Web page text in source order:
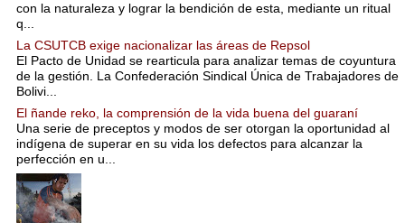
con la naturaleza y lograr la bendición de esta, mediante un ritual
q...
La CSUTCB exige nacionalizar las áreas de Repsol
El Pacto de Unidad se rearticula para analizar temas de coyuntura
de la gestión. La Confederación Sindical Única de Trabajadores de
Bolivi...
El ñande reko, la comprensión de la vida buena del guaraní
Una serie de preceptos y modos de ser otorgan la oportunidad al
indígena de superar en su vida los defectos para alcanzar la
perfección en u...